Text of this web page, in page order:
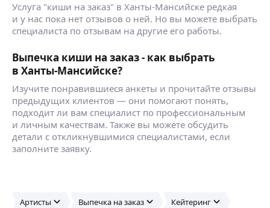
Услуга "киши на заказ" в Ханты-Мансийске редкая
и у нас пока нет отзывов о ней. Но вы можете выбрать
специалиста по отзывам на другие его работы.
Выпечка киши на заказ - как выбрать
в Ханты-Мансийске?
Изучите понравившиеся анкеты и прочитайте отзывы
предыдущих клиентов — они помогают понять,
подходит ли вам специалист по профессиональным
и личным качествам. Также вы можете обсудить
детали с откликнувшимися специалистами, если
заполните заявку.
Артисты Выпечка на заказ Кейтеринг